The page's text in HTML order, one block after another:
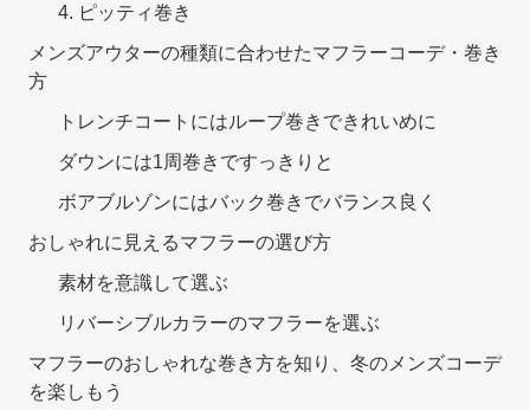
4. ピッティ巻き
メンズアウターの種類に合わせたマフラーコーデ・巻き
方
トレンチコートにはループ巻きできれいめに
ダウンには1周巻きですっきりと
ボアブルゾンにはバック巻きでバランス良く
おしゃれに見えるマフラーの選び方
素材を意識して選ぶ
リバーシブルカラーのマフラーを選ぶ
マフラーのおしゃれな巻き方を知り、冬のメンズコーデ
を楽しもう